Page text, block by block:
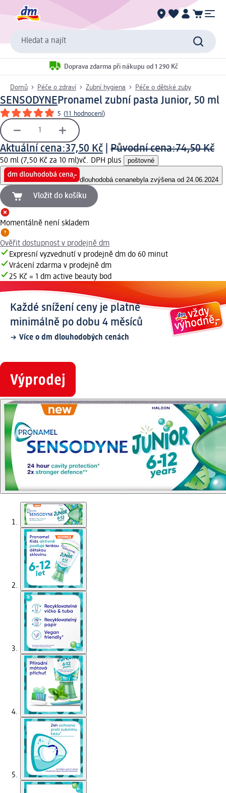
Hledat a najít
Doprava zdarma při nákupu od 1 290 Kč
Domů Péče o zdraví Zubní hygiena Péče o dětské zuby
SENSODYNEPronamel zubní pasta Junior, 50 ml
5 (11 hodnocení)
Aktuální cena:37,50 Kč Původní cena:74,50 Kč
50 ml (7,50 Kč za 10 ml)vč. DPH plus poštovné
dlouhodobá cenanebyla zvýšena od 24.06.2024
Vložit do košíku
Momentálně není skladem
Ověřit dostupnost v prodejně dm
Expresní vyzvednutí v prodejně dm do 60 minut
Vrácení zdarma v prodejně dm
25 Kč = 1 dm active beauty bod
Každé snížení ceny je platné
minimálně po dobu 4 měsíců
Více o dm dlouhodobých cenách